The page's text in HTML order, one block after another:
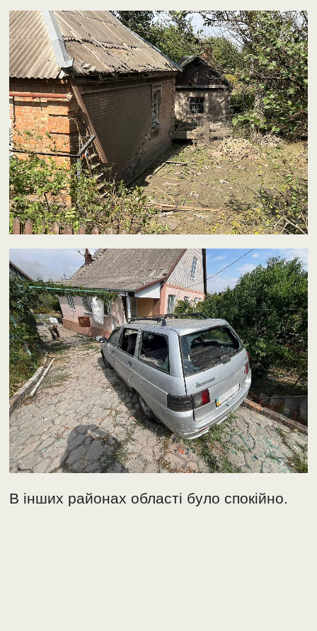
В інших районах області було спокійно.